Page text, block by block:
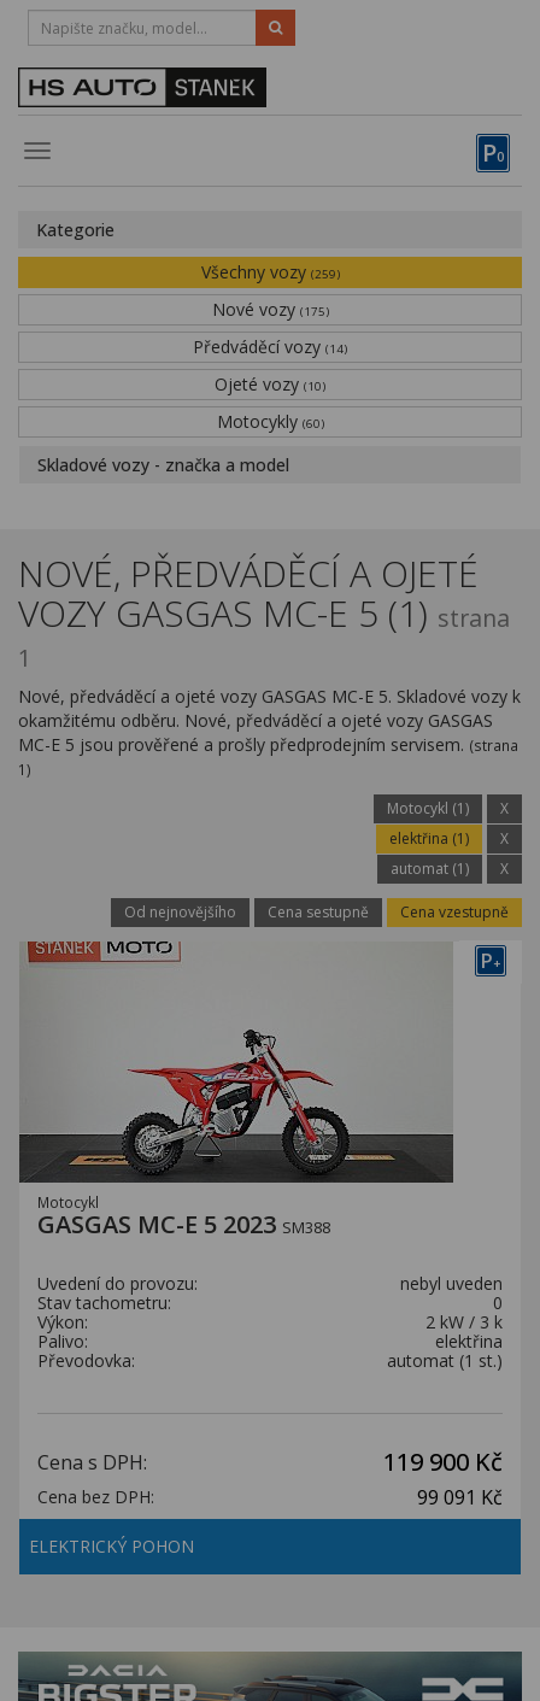
P0
Toggle
HOTLINE:
STRAKONICE-383 335 366
Obytné vozy
Financování
Novinky
Kontakty
Kategorie
Všechny vozy (259)
Nové vozy (175)
Předváděcí vozy (14)
Ojeté vozy (10)
Motocykly (60)
Skladové vozy - značka a model
NOVÉ, PŘEDVÁDĚCÍ A OJETÉ
VOZY GASGAS MC-E 5 (1) strana
1
Nové, předváděcí a ojeté vozy GASGAS MC-E 5. Skladové vozy k
okamžitému odběru. Nové, předváděcí a ojeté vozy GASGAS
MC-E 5 jsou prověřené a prošly předprodejním servisem. (strana
1)
Motocykl (1)
X
elektřina (1)
X
automat (1)
X
Od nejnovějšího Cena sestupně Cena vzestupně
P+
Motocykl
GASGAS MC-E 5 2023 SM388
Uvedení do provozu:
nebyl uveden
Stav tachometru:
0
Výkon:
2 kW / 3 k
Palivo:
elektřina
Převodovka:
automat (1 st.)
Cena s DPH: 119 900 Kč
Cena bez DPH: 99 091 Kč
ELEKTRICKÝ POHON